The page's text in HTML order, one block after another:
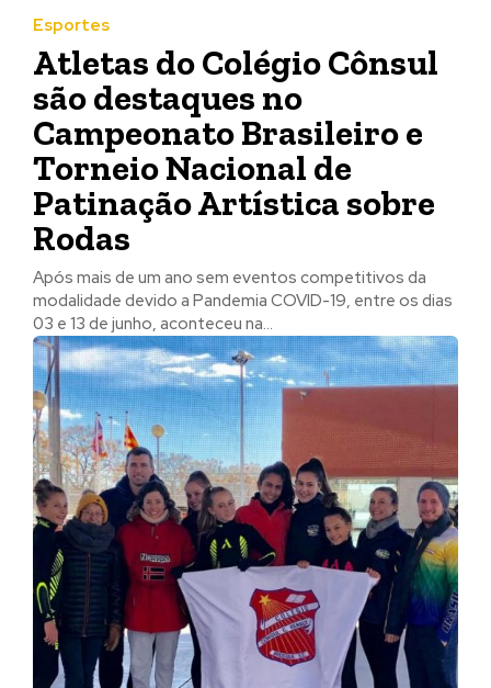
Esportes
Atletas do Colégio Cônsul
são destaques no
Campeonato Brasileiro e
Torneio Nacional de
Patinação Artística sobre
Rodas
Após mais de um ano sem eventos competitivos da
modalidade devido a Pandemia COVID-19, entre os dias
03 e 13 de junho, aconteceu na...